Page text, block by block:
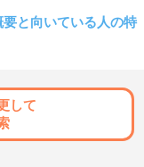
と向いている人の特
して